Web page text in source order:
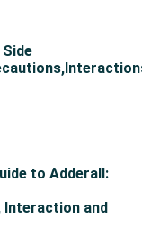
to Adderall:
and